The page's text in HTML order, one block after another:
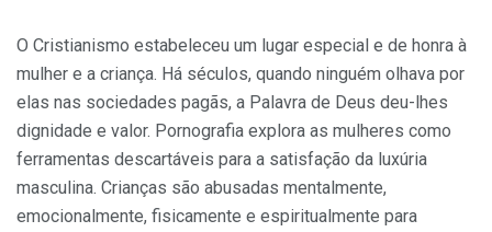
O Cristianismo estabeleceu um lugar especial e de honra à
mulher e a criança. Há séculos, quando ninguém olhava por
elas nas sociedades pagãs, a Palavra de Deus deu-lhes
dignidade e valor. Pornografia explora as mulheres como
ferramentas descartáveis para a satisfação da luxúria
masculina. Crianças são abusadas mentalmente,
emocionalmente, fisicamente e espiritualmente para